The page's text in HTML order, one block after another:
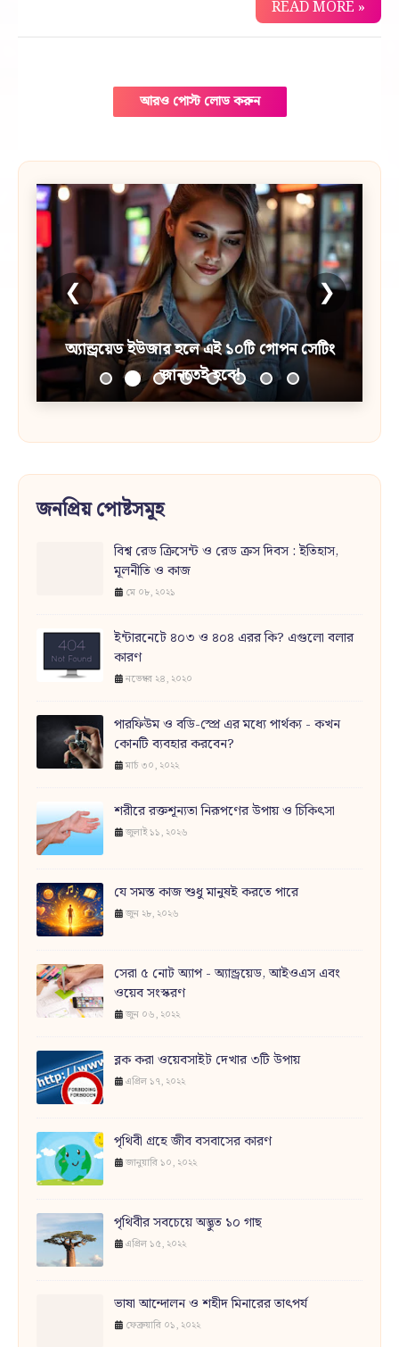
READ MORE »
আরও পোস্ট লোড করুন
অ্যান্ড্রয়েড ইউজার হলে এই ১০টি গোপন সেটিং
জানতেই হবে!
❮ ❯
জনপ্রিয় পোষ্টসমূহ
বিশ্ব রেড ক্রিসেন্ট ও রেড ক্রস দিবস : ইতিহাস,
মূলনীতি ও কাজ
মে ০৮, ২০২১
ইন্টারনেটে ৪০৩ ও ৪০৪ এরর কি? এগুলো বলার
কারণ
নভেম্বর ২৪, ২০২০
পারফিউম ও বডি-স্প্রে এর মধ্যে পার্থক্য - কখন
কোনটি ব্যবহার করবেন?
মার্চ ৩০, ২০২২
শরীরে রক্তশূন্যতা নিরূপণের উপায় ও চিকিৎসা
জুলাই ১১, ২০২৬
যে সমস্ত কাজ শুধু মানুষই করতে পারে
জুন ২৮, ২০২৬
সেরা ৫ নোট অ্যাপ - অ্যান্ড্রয়েড, আইওএস এবং
ওয়েব সংস্করণ
জুন ০৬, ২০২২
ব্লক করা ওয়েবসাইট দেখার ৩টি উপায়
এপ্রিল ১৭, ২০২২
পৃথিবী গ্রহে জীব বসবাসের কারণ
জানুয়ারি ১০, ২০২২
পৃথিবীর সবচেয়ে অদ্ভুত ১০ গাছ
এপ্রিল ১৫, ২০২২
ভাষা আন্দোলন ও শহীদ মিনারের তাৎপর্য
ফেব্রুয়ারি ০১, ২০২২